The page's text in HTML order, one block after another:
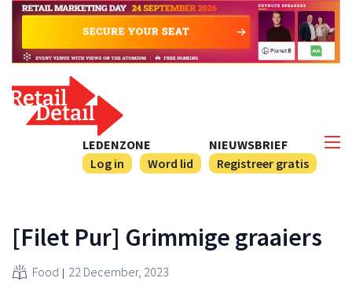
NIEUWSBRIEF
Registreer gratis
LEDENZONE
Log in
Word lid
[Filet Pur] Grimmige graaiers
Food 22 December, 2023